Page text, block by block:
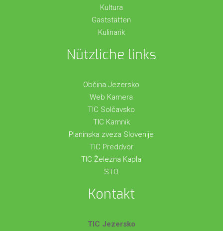
Kultura
Gaststätten
Kulinarik
Nützliche links
Občina Jezersko
Web Kamera
TIC Solčavsko
TIC Kamnik
Planinska zveza Slovenije
TIC Preddvor
TIC Železna Kapla
STO
Kontakt
TIC Jezersko